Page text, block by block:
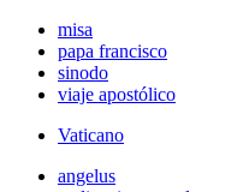
misa
papa francisco
sinodo
viaje apostólico
Vaticano
angelus